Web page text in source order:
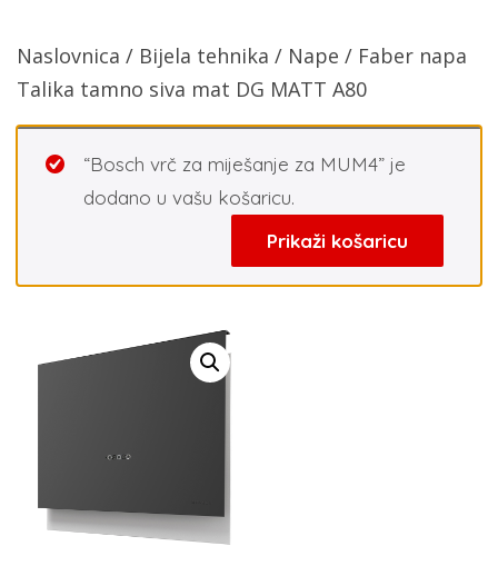
Naslovnica / Bijela tehnika / Nape / Faber napa
Talika tamno siva mat DG MATT A80
“Bosch vrč za miješanje za MUM4” je
dodano u vašu košaricu.
Prikaži košaricu